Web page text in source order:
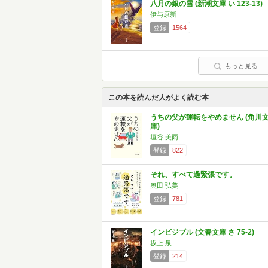
八月の銀の雪 (新潮文庫 い 123-13)
伊与原新
登録
1564
もっと見る
この本を読んだ人がよく読む本
うちの父が運転をやめません (角川
庫)
垣谷 美雨
登録
822
それ、すべて過緊張です。
奥田 弘美
登録
781
インビジブル (文春文庫 さ 75-2)
坂上 泉
登録
214